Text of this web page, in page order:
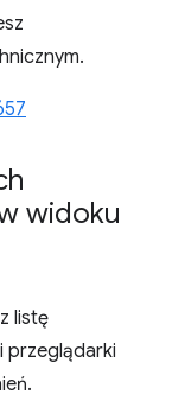
widoku
listę
przeglądarki